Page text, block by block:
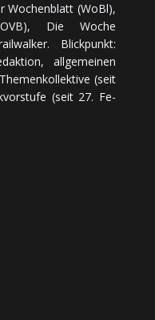
Wochenblatt (WoBl),
Die Woche
Blickpunkt:
all­ge­mei­nen
(seit
(seit 27. Fe­